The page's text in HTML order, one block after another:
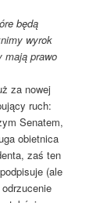
będą
wyrok
mają prawo
za nowej
ruch:
Senatem,
obietnica
zaś ten
(ale